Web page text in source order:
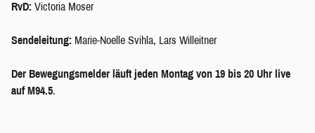
RvD: Victoria Moser
Sendeleitung: Marie-Noelle Svihla, Lars Willeitner
Der Bewegungsmelder läuft jeden Montag von 19 bis 20 Uhr live
auf M94.5.